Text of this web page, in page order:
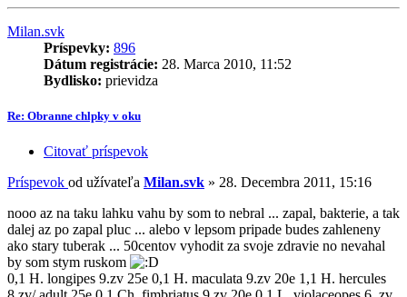
Milan.svk
Príspevky: 896
Dátum registrácie: 28. Marca 2010, 11:52
Bydlisko: prievidza
Re: Obranne chlpky v oku
Citovať príspevok
Príspevok od užívateľa Milan.svk » 28. Decembra 2011, 15:16
nooo az na taku lahku vahu by som to nebral ... zapal, bakterie, a tak
dalej az po zapal pluc ... alebo v lepsom pripade budes zahleneny
ako stary tuberak ... 50centov vyhodit za svoje zdravie no nevahal
by som stym ruskom
0,1 H. longipes 9.zv 25e 0,1 H. maculata 9.zv 20e 1,1 H. hercules